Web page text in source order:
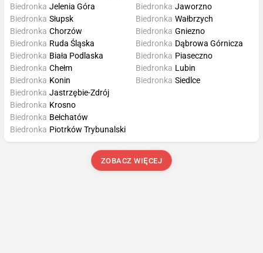
Biedronka Jelenia Góra
Biedronka Słupsk
Biedronka Chorzów
Biedronka Jaworzno
Biedronka Wałbrzych
Biedronka Gniezno
Biedronka Ruda Śląska
Biedronka Biała Podlaska
Biedronka Chełm
Biedronka Konin
Biedronka Dąbrowa Górnicza
Biedronka Piaseczno
Biedronka Lubin
Biedronka Siedlce
Biedronka Jastrzębie-Zdrój
Biedronka Krosno
Biedronka Bełchatów
Biedronka Piotrków Trybunalski
ZOBACZ WIĘCEJ